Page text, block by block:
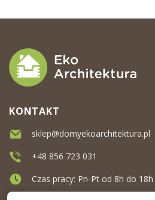
KONTAKT
sklep@domyekoarchitektura.pl
+48 856 723 031
Czas pracy: Pn-Pt od 8h do 18h